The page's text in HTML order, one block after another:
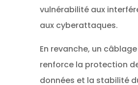
vulnérabilité aux
aux cyberattaques.
En revanche, un
renforce la protection
données et la stabilité